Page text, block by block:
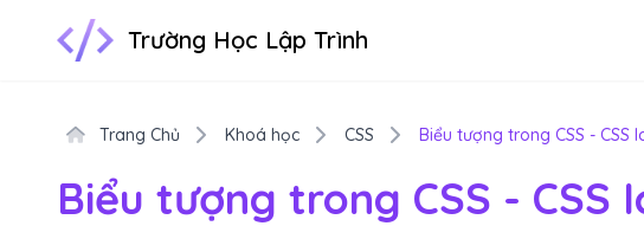
Trường Học Lập Trình
Trang Chủ Khoá học CSS Biểu tượng trong CSS - CSS
Biểu tượng trong CSS - CSS